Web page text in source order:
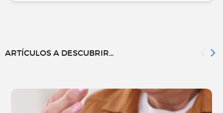
ARTÍCULOS A DESCUBRIR...